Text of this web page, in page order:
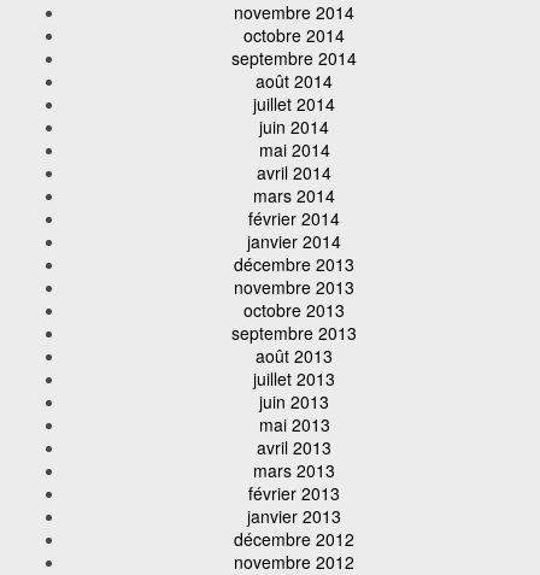
novembre 2014
octobre 2014
septembre 2014
août 2014
juillet 2014
juin 2014
mai 2014
avril 2014
mars 2014
février 2014
janvier 2014
décembre 2013
novembre 2013
octobre 2013
septembre 2013
août 2013
juillet 2013
juin 2013
mai 2013
avril 2013
mars 2013
février 2013
janvier 2013
décembre 2012
novembre 2012